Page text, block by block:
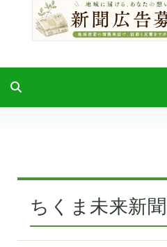
ちくま未来新